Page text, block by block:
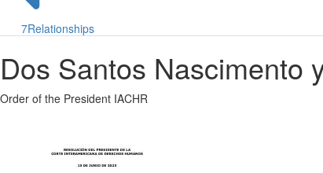
7Relationships
Dos Santos Nascimento
Order of the President IACHR